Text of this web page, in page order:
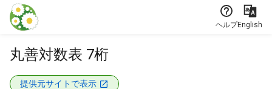
本文に飛ぶ
ヘルプEnglish
丸善対数表 7桁
提供元サイトで表示